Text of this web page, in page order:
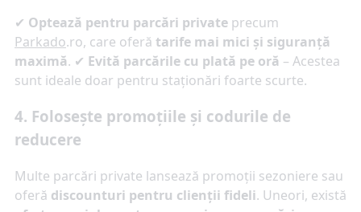
✔ Optează pentru parcări private precum
Parkado.ro, care oferă tarife mai mici și siguranță
maximă. ✔ Evită parcările cu plată pe oră – Acestea
sunt ideale doar pentru staționări foarte scurte.
4. Folosește promoțiile și codurile de
reducere
Multe parcări private lansează promoții sezoniere sau
oferă discounturi pentru clienții fideli. Uneori, există